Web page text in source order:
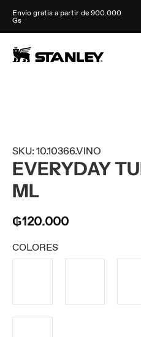
Envío gratis a partir de 900.000
Gs
SKU: 10.10366.VINO
EVERYDAY
ML
₲120.000
COLORES